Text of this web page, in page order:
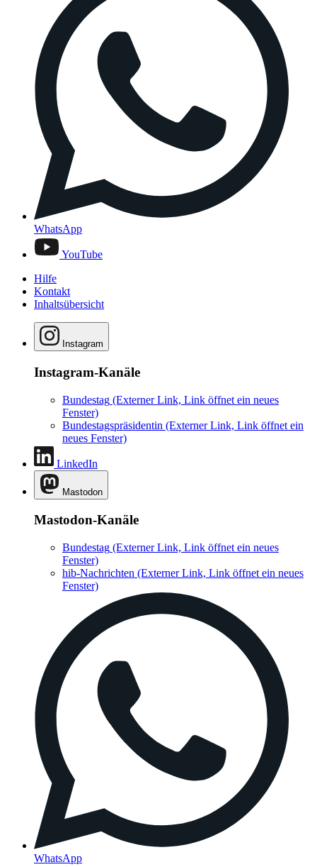
WhatsApp
YouTube
Hilfe
Kontakt
Inhaltsübersicht
Instagram
Instagram-Kanäle
Bundestag (Externer Link, Link öffnet ein neues
Fenster)
Bundestagspräsidentin (Externer Link, Link öffnet ein
neues Fenster)
LinkedIn
Mastodon
Mastodon-Kanäle
Bundestag (Externer Link, Link öffnet ein neues
Fenster)
hib-Nachrichten (Externer Link, Link öffnet ein neues
Fenster)
WhatsApp